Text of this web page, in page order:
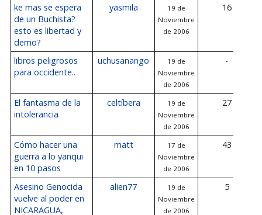
ke mas se espera
de un Buchista?
esto es libertad y
demo?
yasmila
19 de
Noviembre
de 2006
16
libros peligrosos
para occidente..
uchusanango
19 de
Noviembre
de 2006
-
El fantasma de la
intolerancia
celtíbera
19 de
Noviembre
de 2006
27
Cómo hacer una
guerra a lo yanqui
en 10 pasos
matt
17 de
Noviembre
de 2006
43
Asesino Genocida
vuelve al poder en
NICARAGUA,
alien77
19 de
Noviembre
de 2006
5